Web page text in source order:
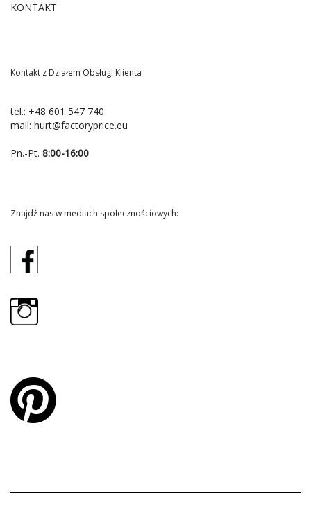
KONTAKT
Kontakt z Działem Obsługi Klienta
tel.: +48 601 547 740
mail: hurt@factoryprice.eu
Pn.-Pt. 8:00-16:00
Znajdź nas w mediach społecznościowych: